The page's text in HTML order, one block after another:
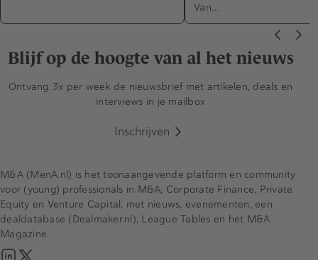
Van…
Blijf op de hoogte van al het nieuws
Ontvang 3x per week de nieuwsbrief met artikelen, deals en
interviews in je mailbox
Inschrijven
M&A (MenA.nl) is het toonaangevende platform en community
voor (young) professionals in M&A, Corporate Finance, Private
Equity en Venture Capital, met nieuws, evenementen, een
dealdatabase (Dealmaker.nl), League Tables en het M&A
Magazine.